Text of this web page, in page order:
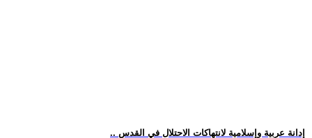
.. إدانة عربية وإسلامية لانتهاكات الاحتلال في القدس